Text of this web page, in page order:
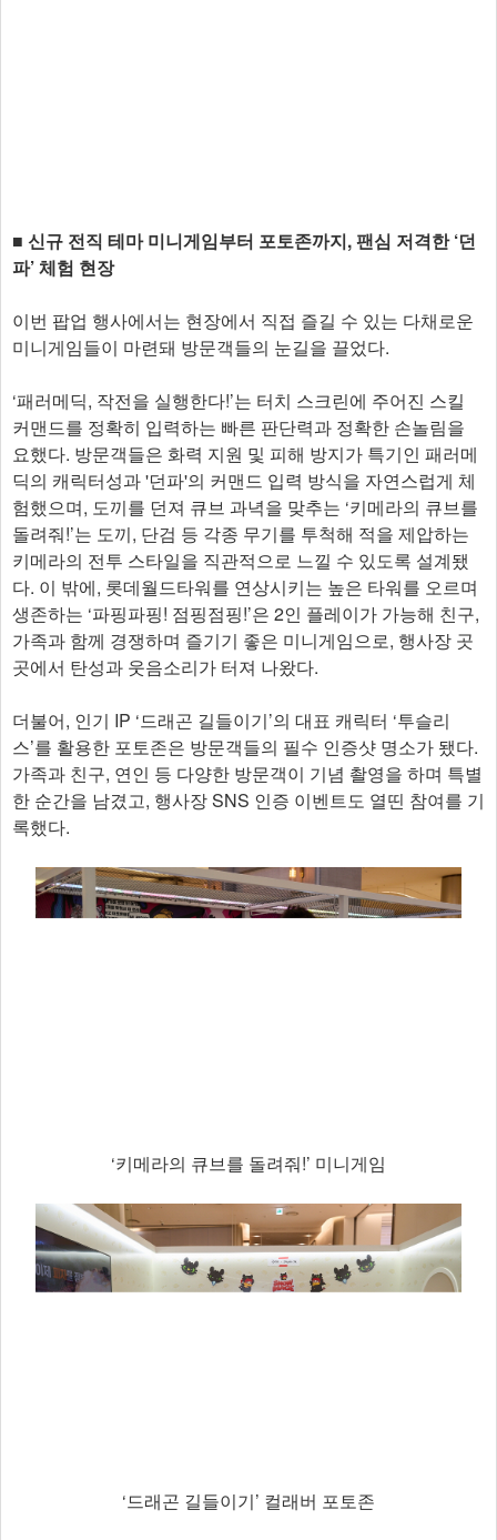
■ 신규 전직 테마 미니게임부터 포토존까지, 팬심 저격한 ‘던
파’ 체험 현장
이번 팝업 행사에서는 현장에서 직접 즐길 수 있는 다채로운
미니게임들이 마련돼 방문객들의 눈길을 끌었다.
‘패러메딕, 작전을 실행한다!’는 터치 스크린에 주어진 스킬
커맨드를 정확히 입력하는 빠른 판단력과 정확한 손놀림을
요했다. 방문객들은 화력 지원 및 피해 방지가 특기인 패러메
딕의 캐릭터성과 '던파'의 커맨드 입력 방식을 자연스럽게 체
험했으며, 도끼를 던져 큐브 과녁을 맞추는 ‘키메라의 큐브를
돌려줘!’는 도끼, 단검 등 각종 무기를 투척해 적을 제압하는
키메라의 전투 스타일을 직관적으로 느낄 수 있도록 설계됐
다. 이 밖에, 롯데월드타워를 연상시키는 높은 타워를 오르며
생존하는 ‘파핑파핑! 점핑점핑!’은 2인 플레이가 가능해 친구,
가족과 함께 경쟁하며 즐기기 좋은 미니게임으로, 행사장 곳
곳에서 탄성과 웃음소리가 터져 나왔다.
더불어, 인기 IP ‘드래곤 길들이기’의 대표 캐릭터 ‘투슬리
스’를 활용한 포토존은 방문객들의 필수 인증샷 명소가 됐다.
가족과 친구, 연인 등 다양한 방문객이 기념 촬영을 하며 특별
한 순간을 남겼고, 행사장 SNS 인증 이벤트도 열띤 참여를 기
록했다.
‘키메라의 큐브를 돌려줘!’ 미니게임
‘드래곤 길들이기’ 컬래버 포토존